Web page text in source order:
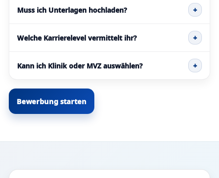
Muss ich Unterlagen hochladen? +
Welche Karrierelevel vermittelt ihr? +
Kann ich Klinik oder MVZ auswählen? +
Bewerbung starten